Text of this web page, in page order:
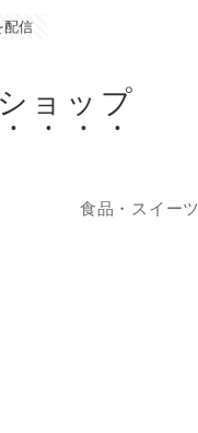
配信
ョップ
食品・スイーツ